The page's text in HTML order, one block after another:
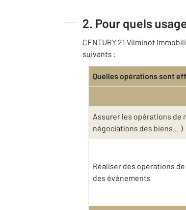
2. Pour quels
CENTURY 21 Vilminot
suivants :
Quelles opérations sont
Assurer les opérations de
négociations des biens… )
Réaliser des opérations
des événements